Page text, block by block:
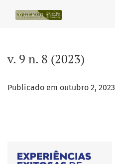
v. 9 n. 8 (2023)
Publicado em outubro 2, 2023